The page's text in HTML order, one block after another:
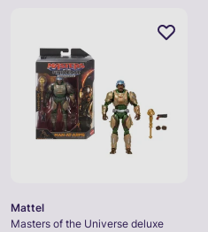
Mattel
Masters of the Universe deluxe